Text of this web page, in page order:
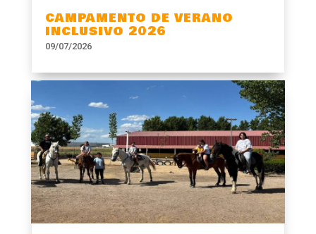
CAMPAMENTO DE VERANO
INCLUSIVO 2026
09/07/2026